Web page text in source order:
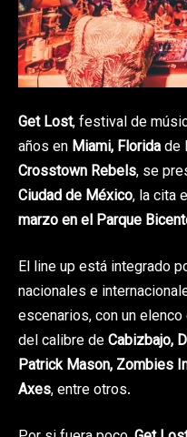
Get Lost, festival de
años en Miami, Floridade
Crosstown Rebels, se
Ciudad de México, la cita
marzo en el Parque
El line up está integrado
nacionales e
escenarios, con un
del calibre deCabizbajo,
Patrick Mason, Zombies
Axes, entre otros.